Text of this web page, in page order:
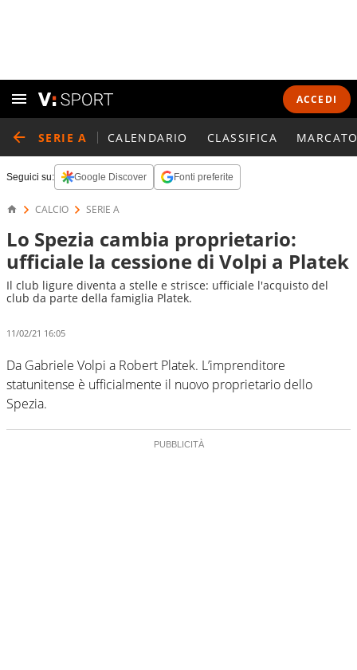
ACCEDI
SERIE A CALENDARIO CLASSIFICA
Seguici su: Google Discover Fonti preferite
CALCIO SERIE A
Lo Spezia cambia proprietario:
ufficiale la cessione di Volpi a Platek
Il club ligure diventa a stelle e strisce: ufficiale l'acquisto del
club da parte della famiglia Platek.
11/02/21 16:05
Da Gabriele Volpi a Robert Platek. L’imprenditore
statunitense è ufficialmente il nuovo proprietario dello
Spezia.